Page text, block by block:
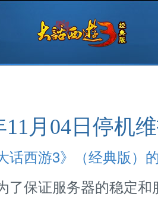
11月04日停机
话西游3》（经典版）
保证服务器的稳定和